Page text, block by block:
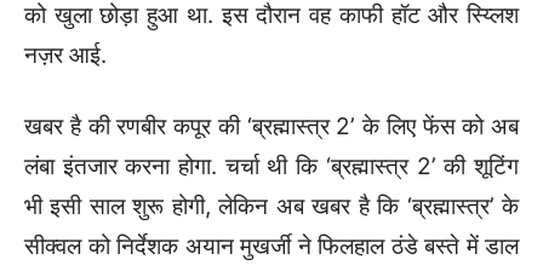
को खुला छोड़ा हुआ था. इस दौरान वह काफी हॉट और स्य्लिश
नज़र आई.
खबर है की रणबीर कपूर की ‘ब्रह्मास्त्र 2’ के लिए फेंस को अब
लंबा इंतजार करना होगा. चर्चा थी कि ‘ब्रह्मास्त्र 2’ की शूटिंग
भी इसी साल शुरू होगी, लेकिन अब खबर है कि ‘ब्रह्मास्त्र’ के
सीक्वल को निर्देशक अयान मुखर्जी ने फिलहाल ठंडे बस्ते में डाल